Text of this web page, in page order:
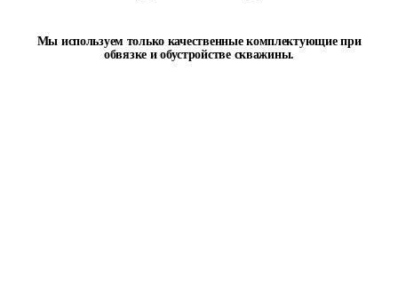
Мы используем только качественные комплектующие при
обвязке и обустройстве скважины.